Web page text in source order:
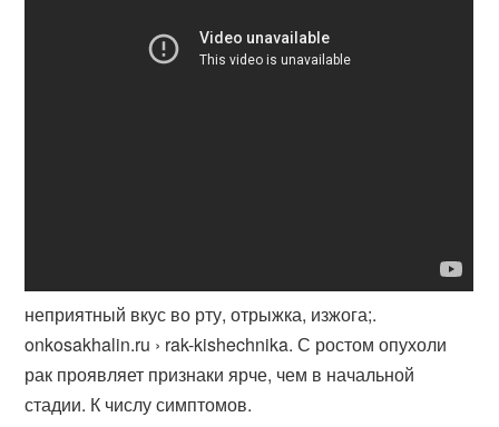
неприятный вкус во рту, отрыжка, изжога;.
onkosakhalin.ru › rak-kishechnika. С ростом опухоли
рак проявляет признаки ярче, чем в начальной
стадии. К числу симптомов.